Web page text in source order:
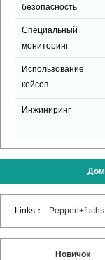
безопасность
Специальный
мониторинг
Использование
кейсов
Инжиниринг
Дом
Links：
Новичок